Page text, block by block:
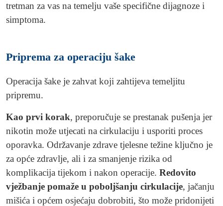
tretman za vas na temelju vaše specifične dijagnoze i
simptoma.
Priprema za operaciju šake
Operacija šake je zahvat koji zahtijeva temeljitu
pripremu.
Kao prvi korak, preporučuje se prestanak pušenja jer
nikotin može utjecati na cirkulaciju i usporiti proces
oporavka. Održavanje zdrave tjelesne težine ključno je
za opće zdravlje, ali i za smanjenje rizika od
komplikacija tijekom i nakon operacije. Redovito
vježbanje pomaže u poboljšanju cirkulacije, jačanju
mišića i općem osjećaju dobrobiti, što može pridonijeti